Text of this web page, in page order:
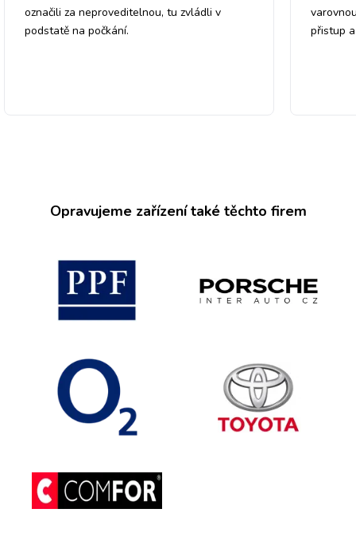
označili za neproveditelnou, tu zvládli v
podstatě na počkání.
přistup
Opravujeme zařízení také těchto firem